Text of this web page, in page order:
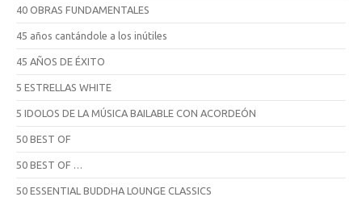
40 OBRAS FUNDAMENTALES
45 años cantándole a los inútiles
45 AÑOS DE ÉXITO
5 ESTRELLAS WHITE
5 IDOLOS DE LA MÚSICA BAILABLE CON ACORDEÓN
50 BEST OF
50 BEST OF …
50 ESSENTIAL BUDDHA LOUNGE CLASSICS